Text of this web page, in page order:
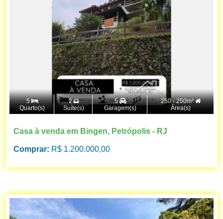
5
Quarto(s)
2
Suíte(s)
5
Garagem(s)
250 - 250m²
Área(s)
Casa à venda em Bingen, Petrópolis - RJ
Comprar: R$ 1.200.000,00